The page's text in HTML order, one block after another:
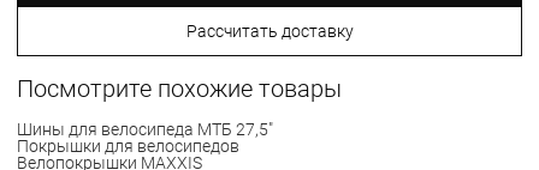
Рассчитать доставку
Посмотрите похожие товары
Шины для велосипеда МТБ 27,5"
Покрышки для велосипедов
Велопокрышки MAXXIS